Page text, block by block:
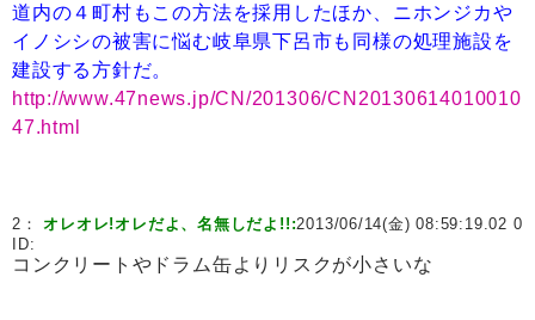
道内の４町村もこの方法を採用したほか、ニホンジカや
イノシシの被害に悩む岐阜県下呂市も同様の処理施設を
建設する方針だ。
http://www.47news.jp/CN/201306/CN20130614010010
47.html
2：オレオレ!オレだよ、名無しだよ!!:2013/06/14(金) 08:59:19.02 0
ID:
コンクリートやドラム缶よりリスクが小さいな